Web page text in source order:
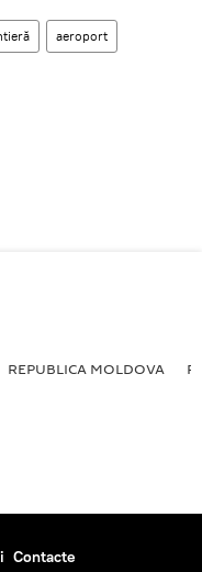
aeroport
REPUBLICA MOLDOVA
Contacte